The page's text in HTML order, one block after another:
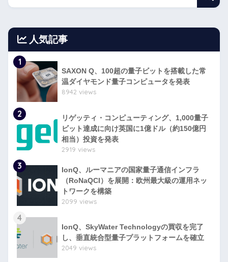
人気記事
1
SAXON Q、100超の量子ビットを搭載した常
温ダイヤモンド量子コンピュータを発表
8942 views
2
リゲッティ・コンピューティング、1,000量子
ビット達成に向け英国に1億ドル（約150億円
相当）投資を発表
2919 views
3
IonQ、ルーマニアの国家量子通信インフラ
（RoNaQCI）を展開：欧州最大級の運用ネッ
トワークを構築
2099 views
4
IonQ、SkyWater Technologyの買収を完了
し、垂直統合型量子プラットフォームを確立
2049 views